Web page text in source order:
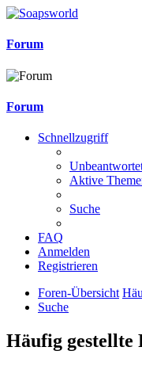
Forum
Forum
Schnellzugriff
Aktive
Suche
FAQ
Anmelden
Registrieren
Foren-Übersicht
Suche
Häufig gestellte